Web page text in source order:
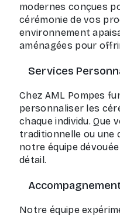
modernes conçues
cérémonie de vos
environnement
aménagées pour
Services
Chez AML Pompes
personnaliser les
chaque individu. Que
traditionnelle ou une
notre équipe
détail.
Notre équipe